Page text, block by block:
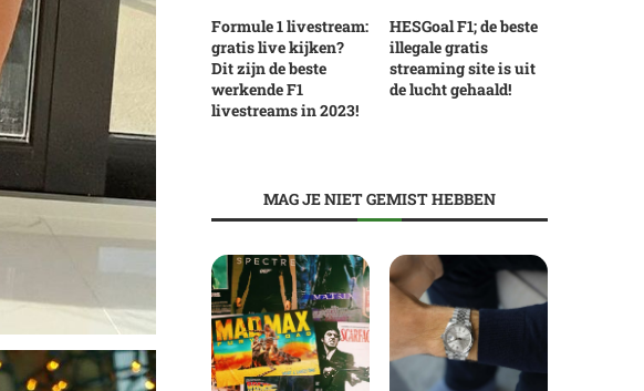
Formule 1 livestream:
gratis live kijken?
Dit zijn de beste
werkende F1
livestreams in 2023!
HESGoal F1; de beste
illegale gratis
streaming site is uit
de lucht gehaald!
MAG JE NIET GEMIST HEBBEN